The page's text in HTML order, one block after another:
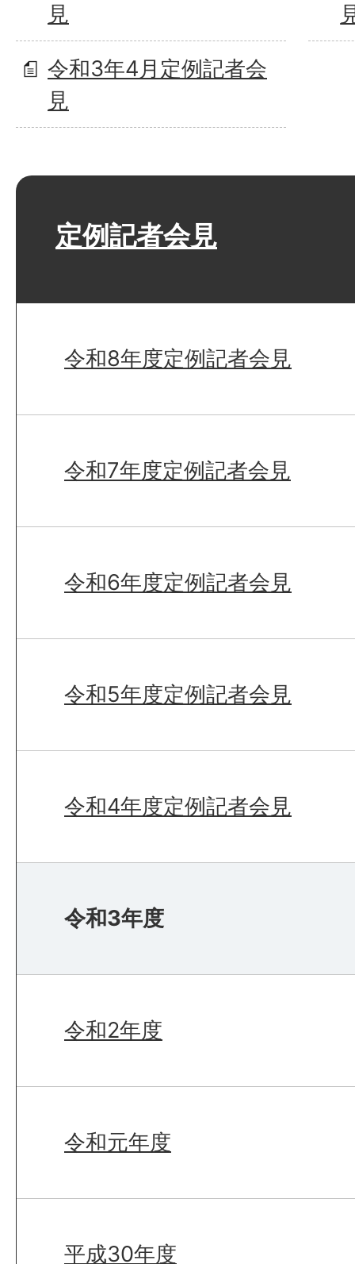
見
令和3年4月定例記者会
見
定例記者会見
令和8年度定例記者会見
令和7年度定例記者会見
令和6年度定例記者会見
令和5年度定例記者会見
令和4年度定例記者会見
令和3年度
令和2年度
令和元年度
平成30年度